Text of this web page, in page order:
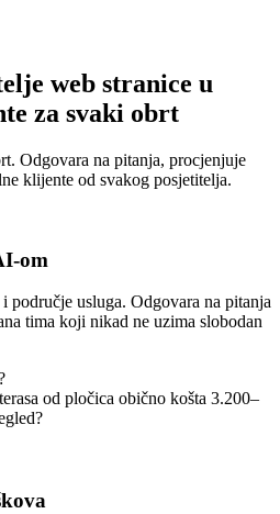
web stranice u
za svaki obrt
Odgovara na pitanja, procjenjuje
klijente od svakog posjetitelja.
om
područje usluga. Odgovara na pitanja
tima koji nikad ne uzima slobodan
od pločica obično košta 3.200–